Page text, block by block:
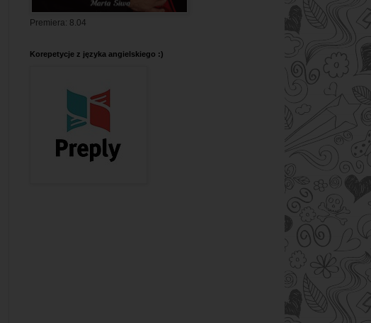
Premiera: 8.04
Korepetycje z języka angielskiego :)